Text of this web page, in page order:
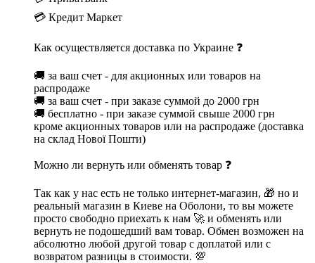
💳 Кредит Маркет
Как осуществляется доставка по Украине ❓
🚚 за ваш счет - для акционных или товаров на
распродаже
🚚 за ваш счет - при заказе суммой до 2000 грн
🚚 бесплатно - при заказе суммой свыше 2000 грн
кроме акционных товаров или на распродаже (доставка
на склад Нової Пошти)
Можно ли вернуть или обменять товар ❓
Так как у нас есть не только интернет-магазин, 🎁 но и
реальный магазин в Киеве на Оболони, то вы можете
просто свободно приехать к нам 🚀 и обменять или
вернуть не подошедший вам товар. Обмен возможен на
абсолютно любой другой товар с доплатой или с
возвратом разницы в стоимости. 💯